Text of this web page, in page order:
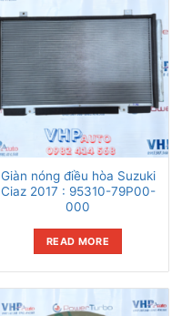
Giàn nóng điều hòa Suzuki
Ciaz 2017 : 95310-79P00-
000
READ MORE